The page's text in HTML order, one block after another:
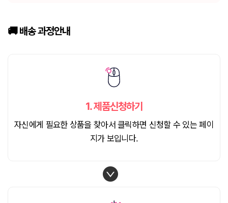
🚚 배송과정안내
1.제품신청하기
자신에게 필요한 상품을 찾아서 클릭하면 신청할 수 있는 페이
지가 보입니다.